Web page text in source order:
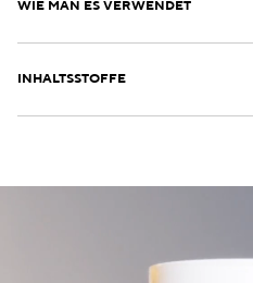
WIE MAN ES VERWENDET
INHALTSSTOFFE